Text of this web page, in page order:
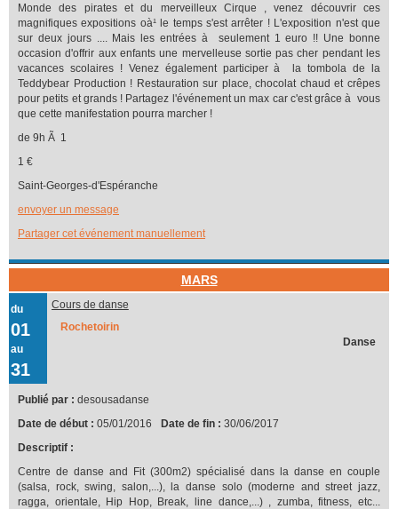
Monde des pirates et du merveilleux Cirque , venez découvrir ces
magnifiques expositions oà¹ le temps s'est arrêter ! L'exposition n'est que
sur deux jours .... Mais les entrées à seulement 1 euro !! Une bonne
occasion d'offrir aux enfants une mervelleuse sortie pas cher pendant les
vacances scolaires ! Venez également participer à la tombola de la
Teddybear Production ! Restauration sur place, chocolat chaud et crêpes
pour petits et grands ! Partagez l'événement un max car c'est grâce à vous
que cette manifestation pourra marcher !
de 9h Ã 1
1 €
Saint-Georges-d'Espéranche
envoyer un message
Partager cet événement manuellement
MARS
du
01
au
31
Cours de danse
Rochetoirin
Danse
Publié par : desousadanse
Date de début : 05/01/2016 Date de fin : 30/06/2017
Descriptif :
Centre de danse and Fit (300m2) spécialisé dans la danse en couple
(salsa, rock, swing, salon,...), la danse solo (moderne and street jazz,
ragga, orientale, Hip Hop, Break, line dance,...) , zumba, fitness, etc...